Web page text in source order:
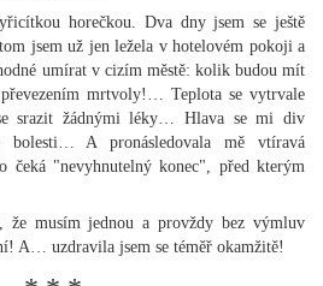
horečkou. Dva dny jsem se ještě
jsem už jen ležela v hotelovém pokoji a
umírat v cizím městě: kolik budou mít
mrtvoly!… Teplota se vytrvale
srazit žádnými léky… Hlava se mi div
bolesti… A pronásledovala mě vtíravá
čeká "nevyhnutelný konec", před kterým
že musím jednou a provždy bez výmluv
A… uzdravila jsem se téměř okamžitě!